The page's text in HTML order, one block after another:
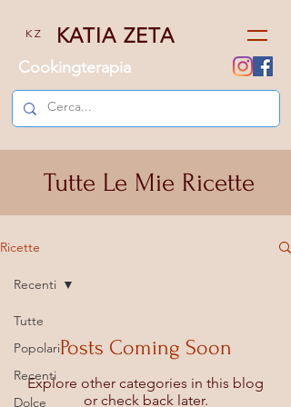
K Z KATIA ZETA
Cookingterapia
Tutte Le Mie Ricette
Ricette
Tutte
Popolari
Recenti
Dolce
Recenti
Posts Coming Soon
Explore other categories in this blog
or check back later.